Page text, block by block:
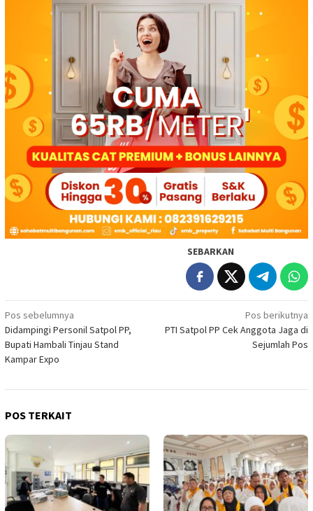
SEBARKAN
Navigasi
pos
Pos sebelumnya
Didampingi Personil Satpol PP,
Bupati Hambali Tinjau Stand
Kampar Expo
Pos berikutnya
PTI Satpol PP Cek Anggota Jaga di
Sejumlah Pos
POS TERKAIT